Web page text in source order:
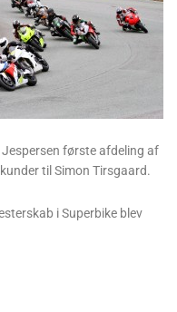
første afdeling af
til Simon Tirsgaard.
i Superbike blev